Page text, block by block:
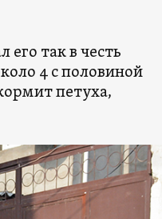
его так в честь
4 с половиной
петуха,